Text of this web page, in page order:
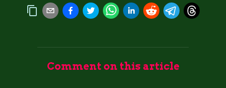
Comment on this article